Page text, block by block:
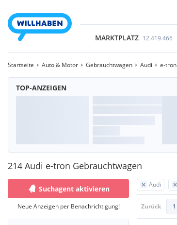
MARKTPLATZ 12.419.466
Startseite Auto & Motor Gebrauchtwagen Audi e-tron
TOP-ANZEIGEN
214 Audi e-tron Gebrauchtwagen
Audi
Zurück 1
Suchagent aktivieren
Neue Anzeigen per Benachrichtigung!